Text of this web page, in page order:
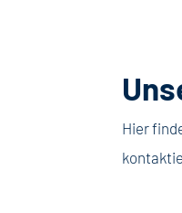
Hier